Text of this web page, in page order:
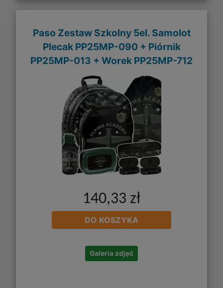
Paso Zestaw Szkolny 5el. Samolot
Plecak PP25MP-090 + Piórnik
PP25MP-013 + Worek PP25MP-712
140,33 zł
DO KOSZYKA
Galeria zdjęć